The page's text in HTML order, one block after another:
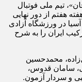
تیم ملی فوتبال
در هفته هفتم از دور نهایی
جام جهانی 2026 در قاره آسیا در ورزشگاه آزادی
ایران را به شرح
محمدحسین
سامان قدوس،
و سردار آزمون.